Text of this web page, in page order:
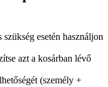
szükség esetén használjon
azt a kosárban lévő
(személy +